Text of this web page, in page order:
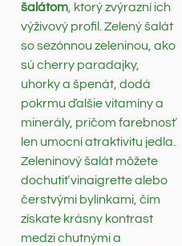
šalátom, ktorý zvýrazní ich
výživový profil. Zelený šalát
so sezónnou zeleninou, ako
sú cherry paradajky,
uhorky a špenát, dodá
pokrmu ďalšie vitamíny a
minerály, pričom farebnosť
len umocní atraktivitu jedla.
Zeleninový šalát môžete
dochutiť vinaigrette alebo
čerstvými bylinkami, čím
získate krásny kontrast
medzi chutnými a